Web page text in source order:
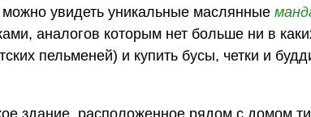
увидеть уникальные маслянные
аналогов которым нет больше ни в
пельменей) и купить бусы, четки и
здание, расположенное рядом с домом